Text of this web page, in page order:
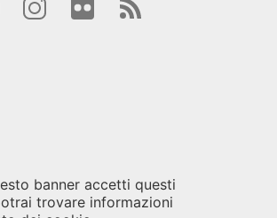
banner accetti questi
trovare informazioni